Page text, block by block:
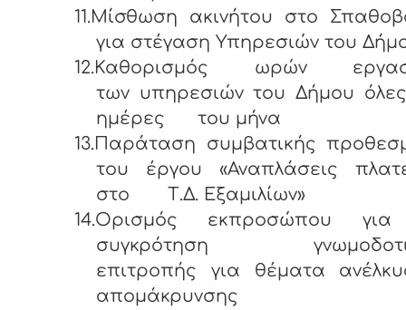
11.Μίσθωση ακινήτου στο
για στέγαση Υπηρεσιών του
12.Καθορισμός ωρών
των υπηρεσιών του Δήμου όλες
ημέρες του μήνα
13.Παράταση συμβατικής
του έργου «Αναπλάσεις
στο Τ.Δ. Εξαμιλίων»
14.Ορισμός εκπροσώπου
συγκρότηση
επιτροπής για θέματα